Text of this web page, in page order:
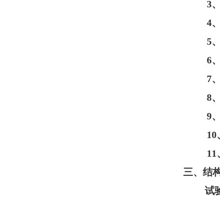
3
4
5
6
7
8
9
10
11
三、结
试